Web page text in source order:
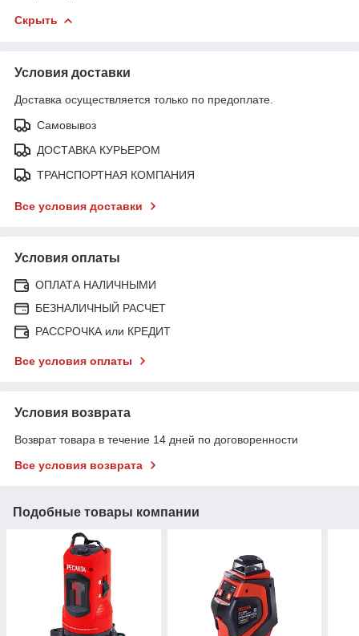
Скрыть
Условия доставки
Доставка осуществляется только по предоплате.
Самовывоз
ДОСТАВКА КУРЬЕРОМ
ТРАНСПОРТНАЯ КОМПАНИЯ
Все условия доставки
Условия оплаты
ОПЛАТА НАЛИЧНЫМИ
БЕЗНАЛИЧНЫЙ РАСЧЕТ
РАССРОЧКА или КРЕДИТ
Все условия оплаты
Условия возврата
Возврат товара в течение 14 дней по договоренности
Все условия возврата
Подобные товары компании